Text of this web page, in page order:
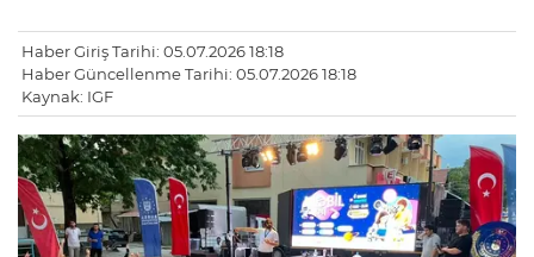
Haber Giriş Tarihi: 05.07.2026 18:18
Haber Güncellenme Tarihi: 05.07.2026 18:18
Kaynak: IGF